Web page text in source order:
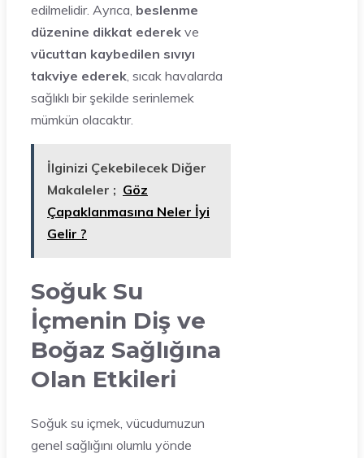
edilmelidir. Ayrıca, beslenme
düzenine dikkat ederek ve
vücuttan kaybedilen sıvıyı
takviye ederek , sıcak havalarda
sağlıklı bir şekilde serinlemek
mümkün olacaktır.
İlginizi Çekebilecek Diğer
Makaleler ; Göz
Çapaklanmasına Neler İyi
Gelir ?
Soğuk Su
İçmenin Diş ve
Boğaz Sağlığına
Olan Etkileri
Soğuk su içmek, vücudumuzun
genel sağlığını olumlu yönde